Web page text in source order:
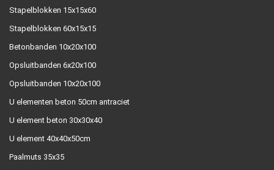
Stapelblokken 15x15x60
Stapelblokken 60x15x15
Betonbanden 10x20x100
Opsluitbanden 6x20x100
Opsluitbanden 10x20x100
U elementen beton 50cm antraciet
U element beton 30x30x40
U element 40x40x50cm
Paalmuts 35x35